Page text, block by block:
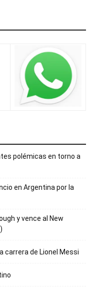
polémicas en torno a
en Argentina por la
y vence al New
carrera de Lionel Messi